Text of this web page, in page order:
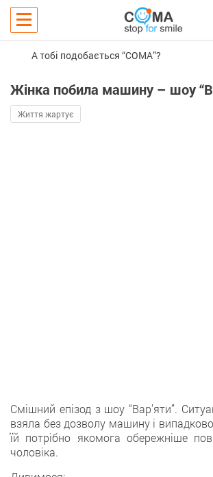
А тобі подобається “COMA”?
Жінка побила машину – шоу
Життя жартує
Смішний епізод з шоу “Вар’яти”.
взяла без дозволу машину і випадково
їй потрібно якомога обережніше
чоловіка.